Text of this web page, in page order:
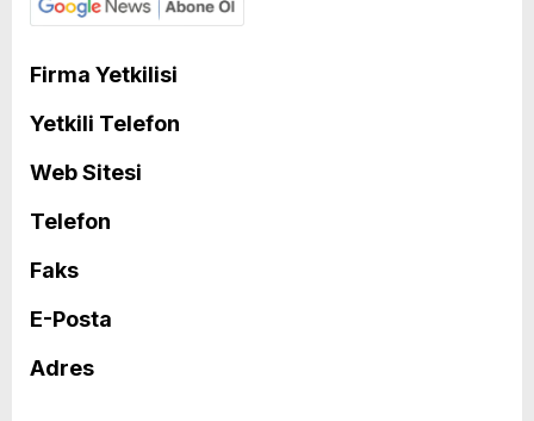
Firma Yetkilisi
Yetkili Telefon
Web Sitesi
Telefon
Faks
E-Posta
Adres